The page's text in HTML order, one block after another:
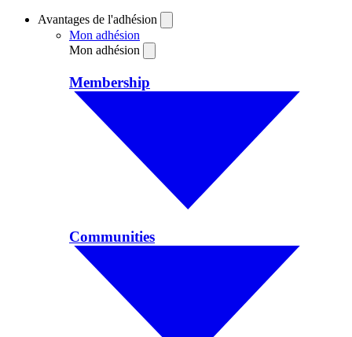
Avantages de l'adhésion
Mon adhésion
Mon adhésion
Membership
Communities